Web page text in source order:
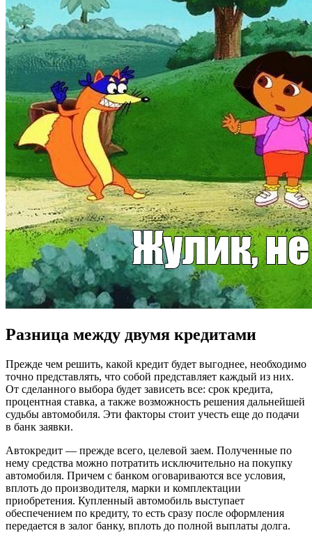
Разница между двумя кредитами
Прежде чем решить, какой кредит будет выгоднее, необходимо
точно представлять, что собой представляет каждый из них.
От сделанного выбора будет зависеть все: срок кредита,
процентная ставка, а также возможность решения дальнейшей
судьбы автомобиля. Эти факторы стоит учесть еще до подачи
в банк заявки.
Автокредит — прежде всего, целевой заем. Полученные по
нему средства можно потратить исключительно на покупку
автомобиля. Причем с банком оговариваются все условия,
вплоть до производителя, марки и комплектации
приобретения. Купленный автомобиль выступает
обеспечением по кредиту, то есть сразу после оформления
передается в залог банку, вплоть до полной выплаты долга.